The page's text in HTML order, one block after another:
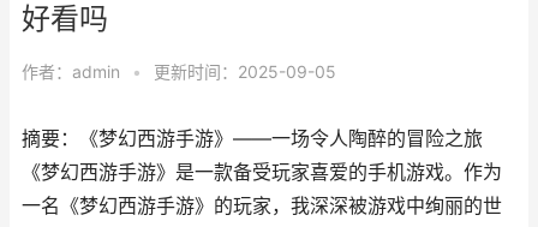
好看吗
作者： admin • 更新时间：2025-09-05
摘要：《梦幻西游手游》——一场令人陶醉的冒险之旅
《梦幻西游手游》是一款备受玩家喜爱的手机游戏。作为
一名《梦幻西游手游》的玩家，我深深被游戏中绚丽的世